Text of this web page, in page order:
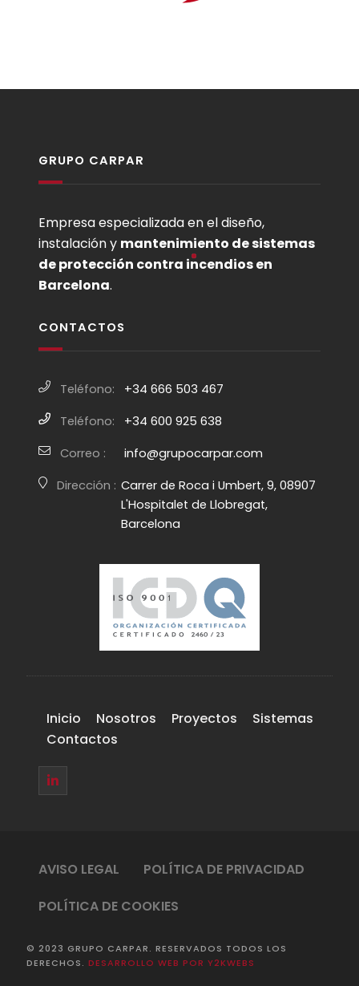
GRUPO CARPAR
Empresa especializada en el diseño,
instalación y mantenimiento de sistemas
de protección contra incendios en
Barcelona.
CONTACTOS
Teléfono:
+34 666 503 467
Teléfono:
+34 600 925 638
Correo :
info@grupocarpar.com
Dirección : Carrer de Roca i Umbert, 9, 08907
L'Hospitalet de Llobregat,
Barcelona
Inicio Nosotros Proyectos
Sistemas
Contactos
AVISO LEGAL
POLÍTICA DE PRIVACIDAD
POLÍTICA DE COOKIES
© 2023 GRUPO CARPAR. RESERVADOS TODOS LOS
DERECHOS. DESARROLLO WEB POR Y2KWEBS